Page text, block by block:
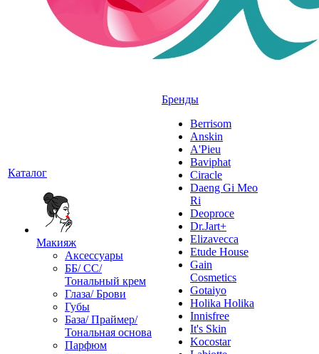
Каталог
Макияж
Аксессуары
ББ/ СС/
Тональный крем
Глаза/ Брови
Губы
База/ Праймер/
Тональная основа
Парфюм
Бренды
Berrisom
Anskin
A'Pieu
Baviphat
Ciracle
Daeng Gi Meo
Ri
Deoproce
Dr.Jart+
Elizavecca
Etude House
Gain
Cosmetics
Gotaiyo
Holika Holika
Innisfree
It's Skin
Kocostar